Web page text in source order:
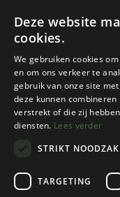
Deze website
cookies.
We gebruiken cookies
en om ons verkeer te
gebruik van onze site
deze kunnen
verstrekt of die zij
diensten. Lees verder
STRIKT
TARGETING